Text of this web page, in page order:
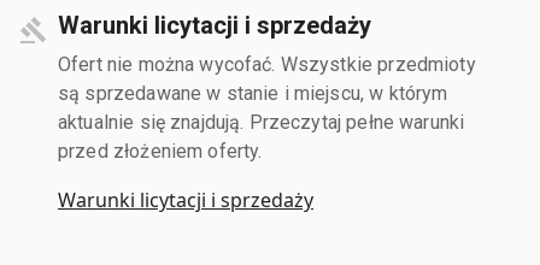
Warunki licytacji i sprzedaży
Ofert nie można wycofać. Wszystkie przedmioty
są sprzedawane w stanie i miejscu, w którym
aktualnie się znajdują. Przeczytaj pełne warunki
przed złożeniem oferty.
Warunki licytacji i sprzedaży